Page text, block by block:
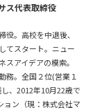
ス代表取締役
。高校を中退後、
てスタート。ニュー
スアイデアの模索。
務。全国２位(営業１
、2012年10月22歳で
ョン（現：株式会社マ